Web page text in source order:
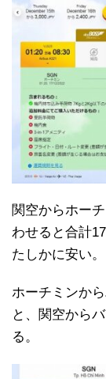
関空からホー
わせると合計
たしかに安い。
ホーチミンか
と、関空から
る。